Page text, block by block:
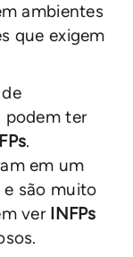
ambientes
que exigem
podem ter
.
em um
são muito
ver INFPs